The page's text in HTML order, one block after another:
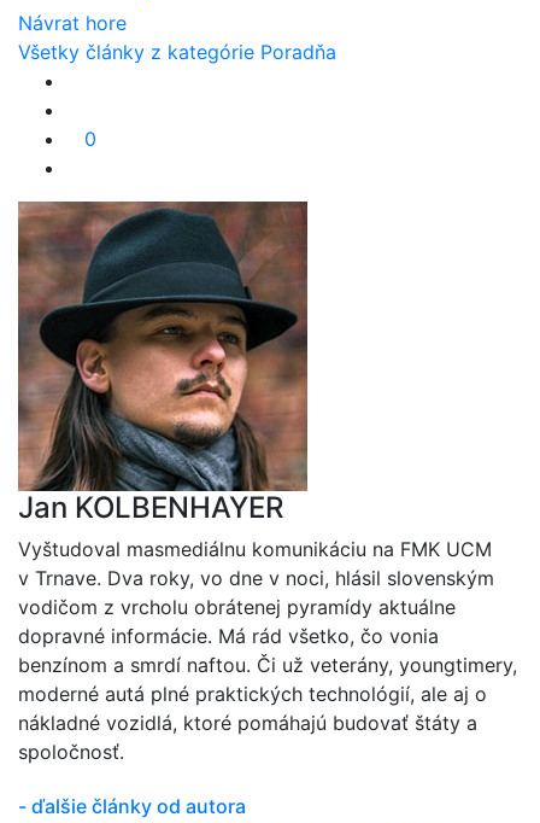
Návrat hore
Všetky články z kategórie Poradňa
0
Jan KOLBENHAYER
Vyštudoval masmediálnu komunikáciu na FMK UCM
v Trnave. Dva roky, vo dne v noci, hlásil slovenským
vodičom z vrcholu obrátenej pyramídy aktuálne
dopravné informácie. Má rád všetko, čo vonia
benzínom a smrdí naftou. Či už veterány, youngtimery,
moderné autá plné praktických technológií, ale aj o
nákladné vozidlá, ktoré pomáhajú budovať štáty a
spoločnosť.
- ďalšie články od autora